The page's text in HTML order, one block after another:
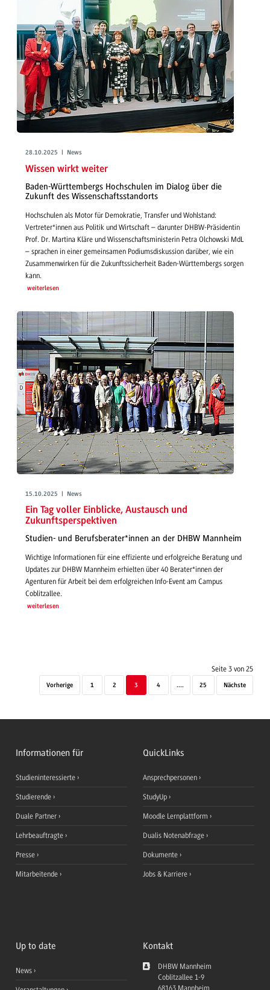
28.10.2025 | News
Wissen wirkt weiter
Baden-Württembergs Hochschulen im Dialog über die
Zukunft des Wissenschaftsstandorts
Hochschulen als Motor für Demokratie, Transfer und Wohlstand:
Vertreter*innen aus Politik und Wirtschaft – darunter DHBW-Präsidentin
Prof. Dr. Martina Kläre und Wissenschaftsministerin Petra Olchowski MdL
– sprachen in einer gemeinsamen Podiumsdiskussion darüber, wie ein
Zusammenwirken für die Zukunftssicherheit Baden-Württembergs sorgen
kann.
weiterlesen
15.10.2025 | News
Ein Tag voller Einblicke, Austausch und
Zukunftsperspektiven
Studien- und Berufsberater*innen an der DHBW Mannheim
Wichtige Informationen für eine effiziente und erfolgreiche Beratung und
Updates zur DHBW Mannheim erhielten über 40 Berater*innen der
Agenturen für Arbeit bei dem erfolgreichen Info-Event am Campus
Coblitzallee.
weiterlesen
Seite 3 von 25
Vorherige 1 2 3 4 .... 25 Nächste
Informationen für
Studieninteressierte
Studierende
Duale Partner
Lehrbeauftragte
Presse
Mitarbeitende
QuickLinks
Ansprechpersonen
StudyUp
Moodle Lernplattform
Dualis Notenabfrage
Dokumente
Jobs & Karriere
Up to date
News
Kontakt
DHBW Mannheim
Coblitzallee 1-9
68163 Mannheim